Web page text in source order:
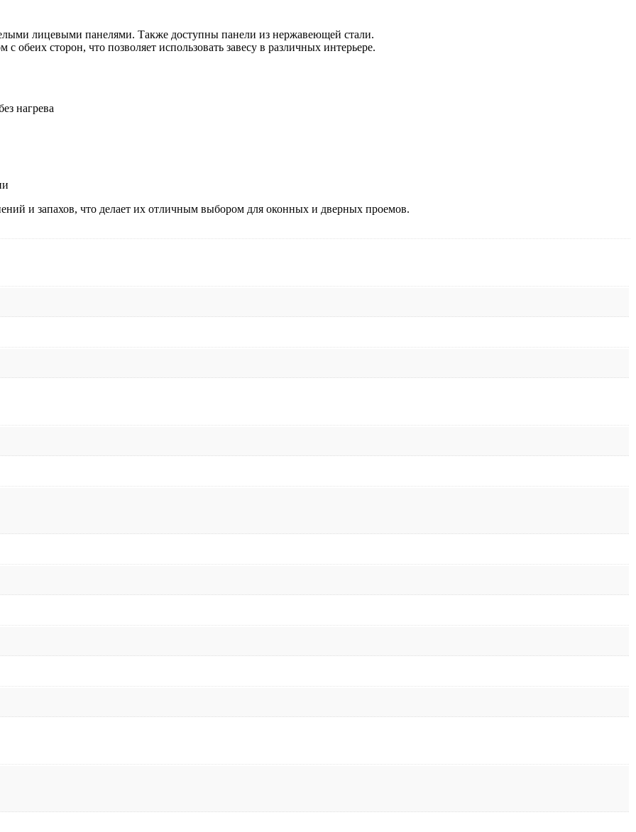
лицевыми панелями. Также доступны панели из нержавеющей стали.
сторон, что позволяет использовать завесу в различных интерьере.
нагрева
и запахов, что делает их отличным выбором для оконных и дверных проемов.